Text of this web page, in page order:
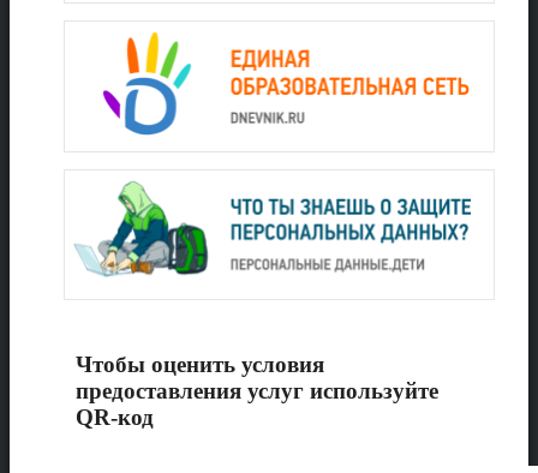
Чтобы оценить условия
предоставления услуг используйте
QR-код